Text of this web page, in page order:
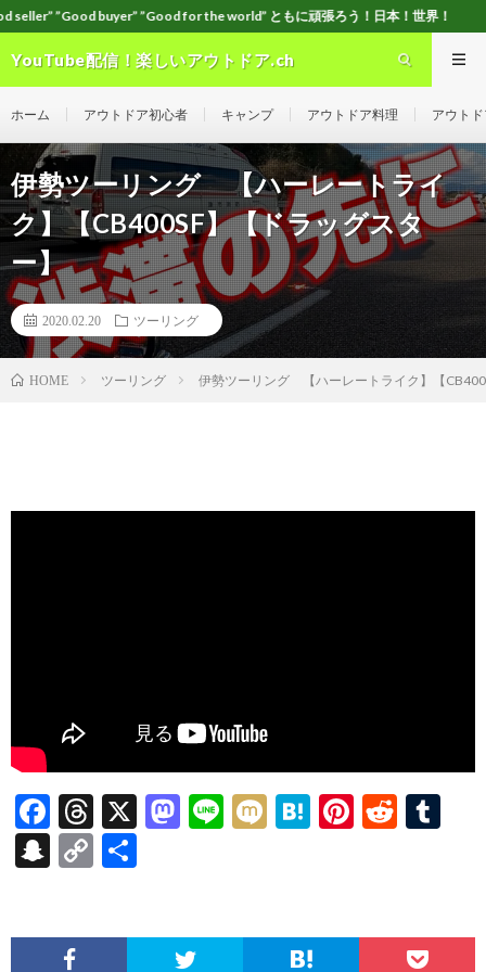
”Good for the world” ともに頑張ろう！日本！世界！
YouTube配信！楽しいアウトドア.ch
ホーム アウトドア初心者 キャンプ アウトドア料理 アウト
伊勢ツーリング 【ハーレートライ
ク】【CB400SF】【ドラッグスタ
ー】
2020.02.20 ツーリング
HOME ツーリング 伊勢ツーリング 【ハーレートライク】【
F
ac
e
o
T
hr
ea
X
M
o
Li M H
a
Pi
t
R
t
r
S
pc
C